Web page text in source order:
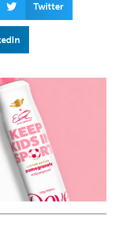
Twitter